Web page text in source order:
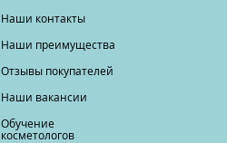
Наши контакты
Наши преимущества
Отзывы покупателей
Наши вакансии
Обучение
косметологов